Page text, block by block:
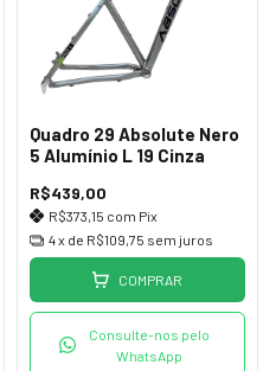
Quadro 29 Absolute Nero
5 Alumínio L 19 Cinza
R$439,00
R$373,15 com Pix
4x de R$109,75 sem juros
COMPRAR
Consulte-nos pelo
WhatsApp